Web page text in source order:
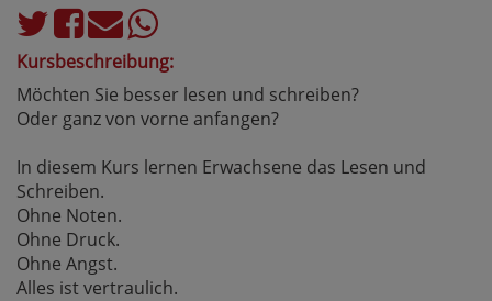
Kursbeschreibung:
Möchten Sie besser lesen und schreiben?
Oder ganz von vorne anfangen?
In diesem Kurs lernen Erwachsene das Lesen und
Schreiben.
Ohne Noten.
Ohne Druck.
Ohne Angst.
Alles ist vertraulich.